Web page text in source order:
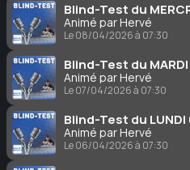
Blind-Test du
Animé par Hervé
Le 08/04/2026 à 07:30
Blind-Test du MARDI
Animé par Hervé
Le 07/04/2026 à 07:30
Blind-Test du LUNDI
Animé par Hervé
Le 06/04/2026 à 07:30